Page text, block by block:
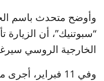
وأوضح متحدث باسم
“سبوتنيك”، أن الزيارة
الخارجية الروسي
وفي 11 فبراير،